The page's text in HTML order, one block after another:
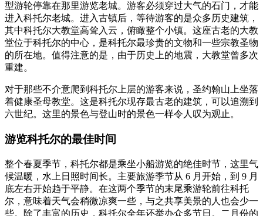
型游轮停靠在那里游览老城。游客必须穿过大气的石门，才能
进入科托尔老城。进入古镇后，等待游客的是众多历史建筑，
其中科托尔大教堂高耸入云，俯瞰整个小镇。这座古老的大教
堂位于科托尔的中心，是科托尔最珍贵的文物和一些宗教圣物
的所在地。值得注意的是，由于历史上的地震，大教堂曾多次
重建。
对于那些不介意爬到科托尔上层的游客来说，圣约翰山上坐落
着健康圣母教堂。这是科托尔现存最古老的建筑，可以追溯到
六世纪。这里的景色与登山时的景色一样令人叹为观止。
游览科托尔的最佳时间
整个春夏季节，科托尔都是乘坐小船游览的绝佳时节，这里气
候温暖，水上日照时间长。主要旅游季节从 6 月开始，到 9 月
底左右开始趋于平静。在这两个季节的末尾乘游轮前往科托
尔，意味着天气会稍微凉爽一些，与之共享美景的人也会少一
些。除了丰富的历史，科托尔全年还举办众多节日。二月份的